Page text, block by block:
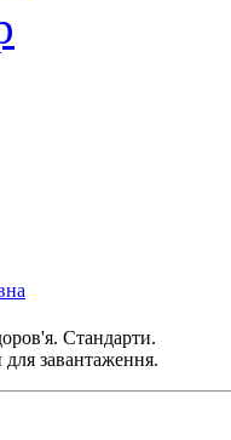
Стандарти.
завантаження.